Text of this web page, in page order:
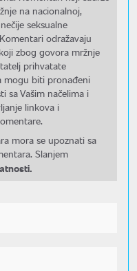
na nacionalnoj,
seksualne
odražavaju
zbog govora mržnje
prihvatate
mogu biti pronađeni
sa Vašim načelima i
linkova i
mora se upoznati sa
Slanjem